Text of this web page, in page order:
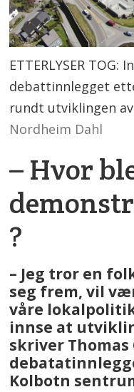
ETTERLYSER
debattinnlegget
rundt utviklingen
Nordheim Dahl
– Hvor
?
– Jeg tror en
seg frem, vil
våre
innse at
skriver
Kolbotn